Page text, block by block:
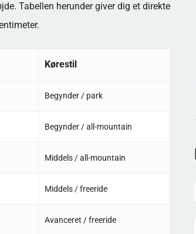
Tabellen herunder giver dig et direkte
Kørestil
Begynder / park
Begynder / all-mountain
Middels / all-mountain
Middels / freeride
Avanceret / freeride